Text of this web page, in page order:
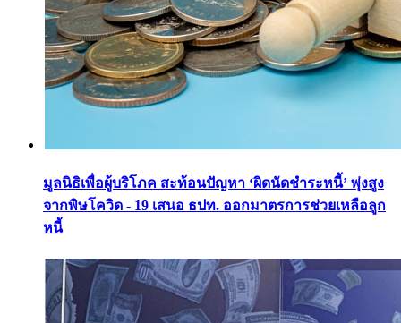
มูลนิธิเพื่อผู้บริโภค สะท้อนปัญหา ‘ผิดนัดชำระหนี้’ พุ่งสูง
จากพิษโควิด - 19 เสนอ ธปท. ออกมาตรการช่วยเหลือลูก
หนี้